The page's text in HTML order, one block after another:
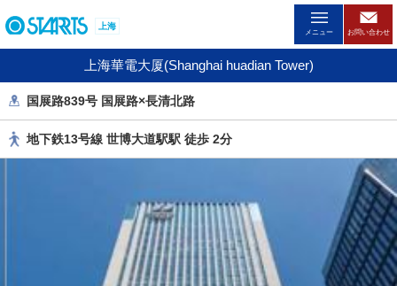
ー
ジ
移
す
上海
メニュー お問い合わせ
上海華電大厦(Shanghai huadian Tower)
国展路839号 国展路×長清北路
地下鉄13号線 世博大道駅駅 徒歩 2分